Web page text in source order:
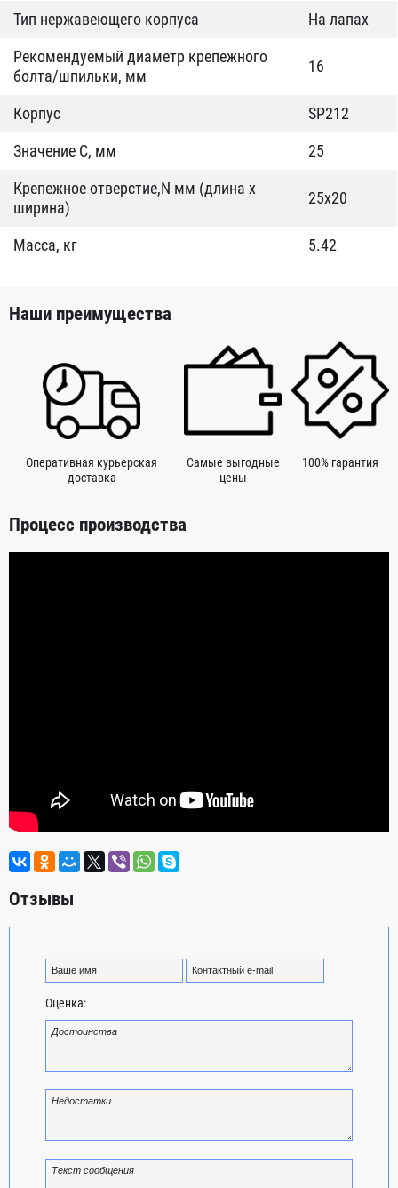
Тип нержавеющего корпуса
На лапах
Рекомендуемый диаметр крепежного
болта/шпильки, мм
16
Корпус
SP212
Значение C, мм
25
Крепежное отверстие,N мм (длина х
ширина)
25x20
Масса, кг 5.42
Наши преимущества
Оперативная курьерская
доставка
Самые выгодные
цены
100% гарантия
Процесс производства
Отзывы
Оценка: